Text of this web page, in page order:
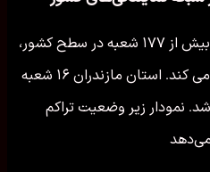
مدیران خودرو با برخورداری از بیش از ۱۷۷ شعبه در سطح کشور،
به مشتریان خود خدمات ارائه می کند. استان مازندران ۱۶ شعبه
نمودار زیر وضعیت تراکم
می‌دهد